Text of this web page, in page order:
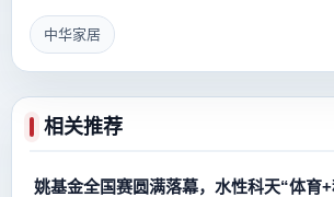
中华家居
相关推荐
姚基金全国赛圆满落幕，水性科天“体育